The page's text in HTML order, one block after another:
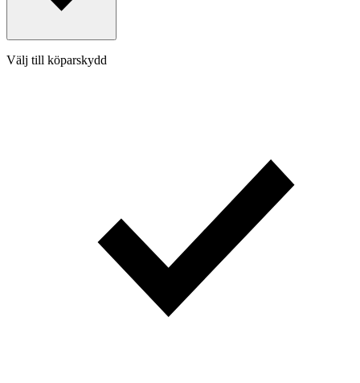
Välj till köparskydd